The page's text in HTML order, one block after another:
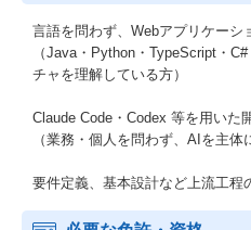
言語を問わず、Webアプリケーシ
（Java・Python・TypeScript・
チャを理解している方）
Claude Code・Codex 等を用いた
（業務・個人を問わず、AIを主体
要件定義、基本設計など上流工程